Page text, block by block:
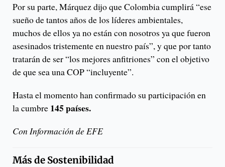
Por su parte, Márquez dijo que Colombia cumplirá “ese
sueño de tantos años de los líderes ambientales,
muchos de ellos ya no están con nosotros ya que fueron
asesinados tristemente en nuestro país”, y que por tanto
tratarán de ser “los mejores anfitriones” con el objetivo
de que sea una COP “incluyente”.
Hasta el momento han confirmado su participación en
la cumbre 145 países.
Con Información de EFE
Más de Sostenibilidad